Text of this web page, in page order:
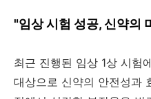
"임상 시험 성공, 신약의
최근 진행된 임상 1상 시험
대상으로 신약의 안전성과